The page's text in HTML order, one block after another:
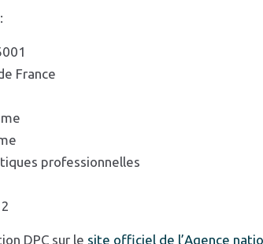
France
professionnelles
DPC sur le site officiel de l’Agence